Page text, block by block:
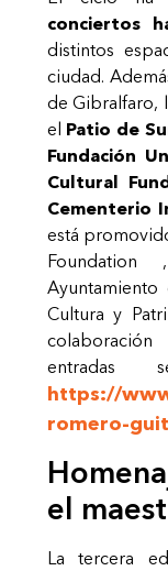
conciertos
distintos
ciudad.
de Gibralfaro,
el Patio de
Fundación
Cultural
Cementerio
está
Cultura y
entradas
https://
romero-
el
La tercera